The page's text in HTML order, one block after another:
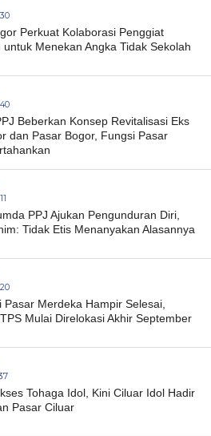
Perkuat Kolaborasi Penggiat
untuk Menekan Angka Tidak Sekolah
Beberkan Konsep Revitalisasi Eks
dan Pasar Bogor, Fungsi Pasar
PPJ Ajukan Pengunduran Diri,
Tidak Etis Menanyakan Alasannya
Pasar Merdeka Hampir Selesai,
Mulai Direlokasi Akhir September
Tohaga Idol, Kini Ciluar Idol Hadir
Pasar Ciluar